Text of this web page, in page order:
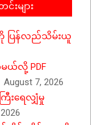
များ
ပြန်လည်သိမ်းယူ
ယ်လို့ PDF
August 7, 2026
းရေလျှံမှု